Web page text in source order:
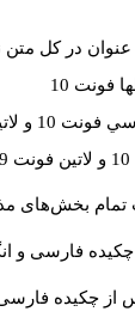
عنوان در كل متن
فونت 10
و لاتين فونت 8
در بند ۲، بین ۶۰۰۰
و انگلیسی باشند.
فارسی و انگلیسی و